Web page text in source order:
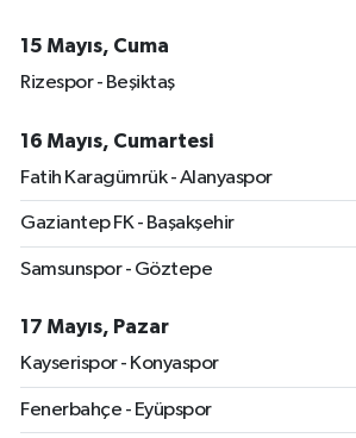
15 Mayıs, Cuma
Rizespor - Beşiktaş
16 Mayıs, Cumartesi
Fatih Karagümrük - Alanyaspor
Gaziantep FK - Başakşehir
Samsunspor - Göztepe
17 Mayıs, Pazar
Kayserispor - Konyaspor
Fenerbahçe - Eyüpspor